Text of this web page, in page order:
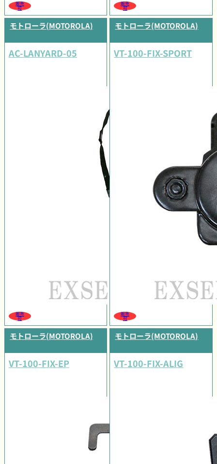
販売
可
販売
可
モトローラ(MOTOROLA)
AC-LANYARD-05
販売
可
モトローラ(MOTOROLA)
VT-100-FIX-SPORT
販売
可
モトローラ(MOTOROLA)
VT-100-FIX-EP
モトローラ(MOTOROLA)
VT-100-FIX-ALIG